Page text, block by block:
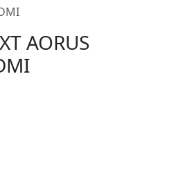
AORUS